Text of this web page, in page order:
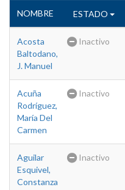
NOMBRE ESTADO
Acosta
Baltodano,
J. Manuel
Inactivo
Acuña
Rodríguez,
María Del
Carmen
Inactivo
Aguilar
Esquivel,
Constanza
Inactivo